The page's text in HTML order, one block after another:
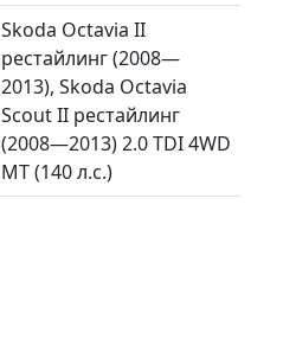
Skoda Octavia II
рестайлинг (2008—
2013), Skoda Octavia
Scout II рестайлинг
(2008—2013) 2.0 TDI 4WD
MT (140 л.с.)